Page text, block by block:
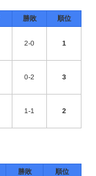
勝敗 順位
2-0 1
0-2 3
1-1 2
勝敗 順位